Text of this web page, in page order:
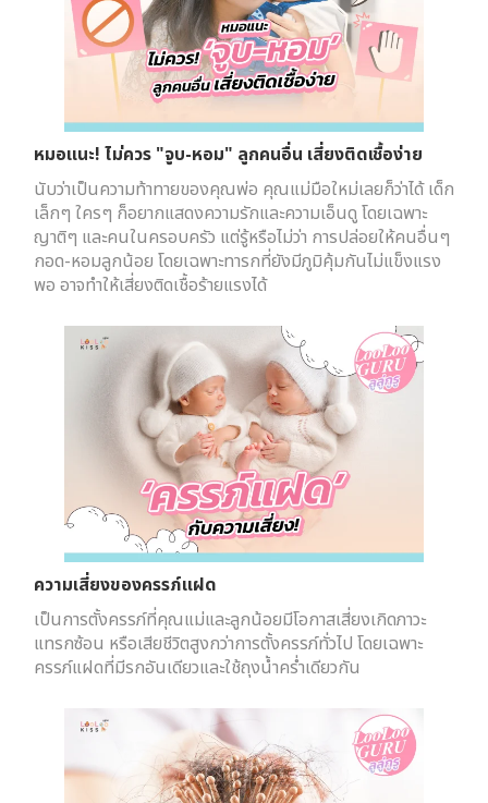
หมอแนะ! ไม่ควร "จูบ-หอม" ลูกคนอื่น เสี่ยงติดเชื้อง่าย
นับว่าเป็นความท้าทายของคุณพ่อ คุณแม่มือใหม่เลยก็ว่าได้ เด็ก
เล็กๆ ใครๆ ก็อยากแสดงความรักและความเอ็นดู โดยเฉพาะ
ญาติๆ และคนในครอบครัว แต่รู้หรือไม่ว่า การปล่อยให้คนอื่นๆ
กอด-หอมลูกน้อย โดยเฉพาะทารกที่ยังมีภูมิคุ้มกันไม่แข็งแรง
พอ อาจทำให้เสี่ยงติดเชื้อร้ายแรงได้
ความเสี่ยงของครรภ์แฝด
เป็นการตั้งครรภ์ที่คุณแม่และลูกน้อยมีโอกาสเสี่ยงเกิดภาวะ
แทรกซ้อน หรือเสียชีวิตสูงกว่าการตั้งครรภ์ทั่วไป โดยเฉพาะ
ครรภ์แฝดที่มีรกอันเดียวและใช้ถุงน้ำคร่ำเดียวกัน